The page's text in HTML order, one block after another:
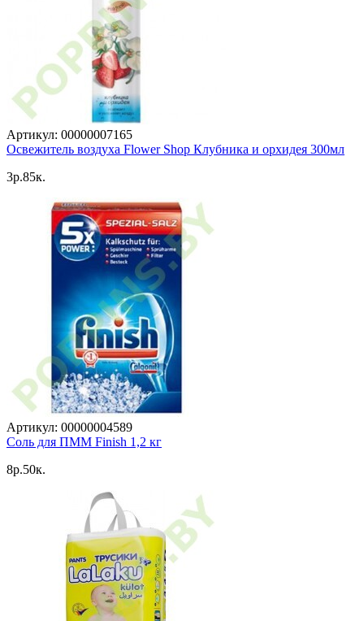
Артикул: 00000007165
Освежитель воздуха Flower Shop Клубника и орхидея 300мл
3p.85к.
Артикул: 00000004589
Соль для ПММ Finish 1,2 кг
8p.50к.